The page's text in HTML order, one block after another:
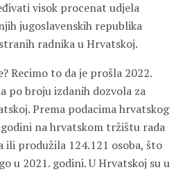
visok procenat udjela
jugoslavenskih republika
radnika u Hrvatskoj.
Recimo to da je prošla 2022.
po broju izdanih dozvola za
Prema podacima hrvatskog
na hrvatskom tržištu rada
ili produžila 124.121 osoba, što
u 2021. godini. U Hrvatskoj su u